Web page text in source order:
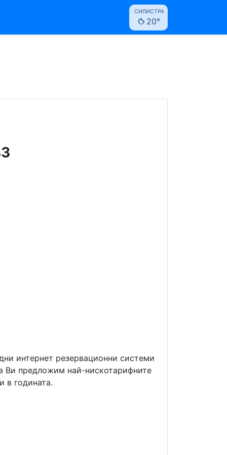
СИЛИСТРА
20°
интернет резервационни системи
Ви предложим най-нискотарифните
в годината.